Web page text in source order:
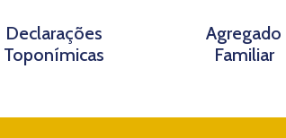
Declarações
Toponímicas
Agregado
Familiar